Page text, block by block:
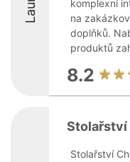
komplexní
na
doplňků.
produktů
8.2
Stolařství
Stolařství